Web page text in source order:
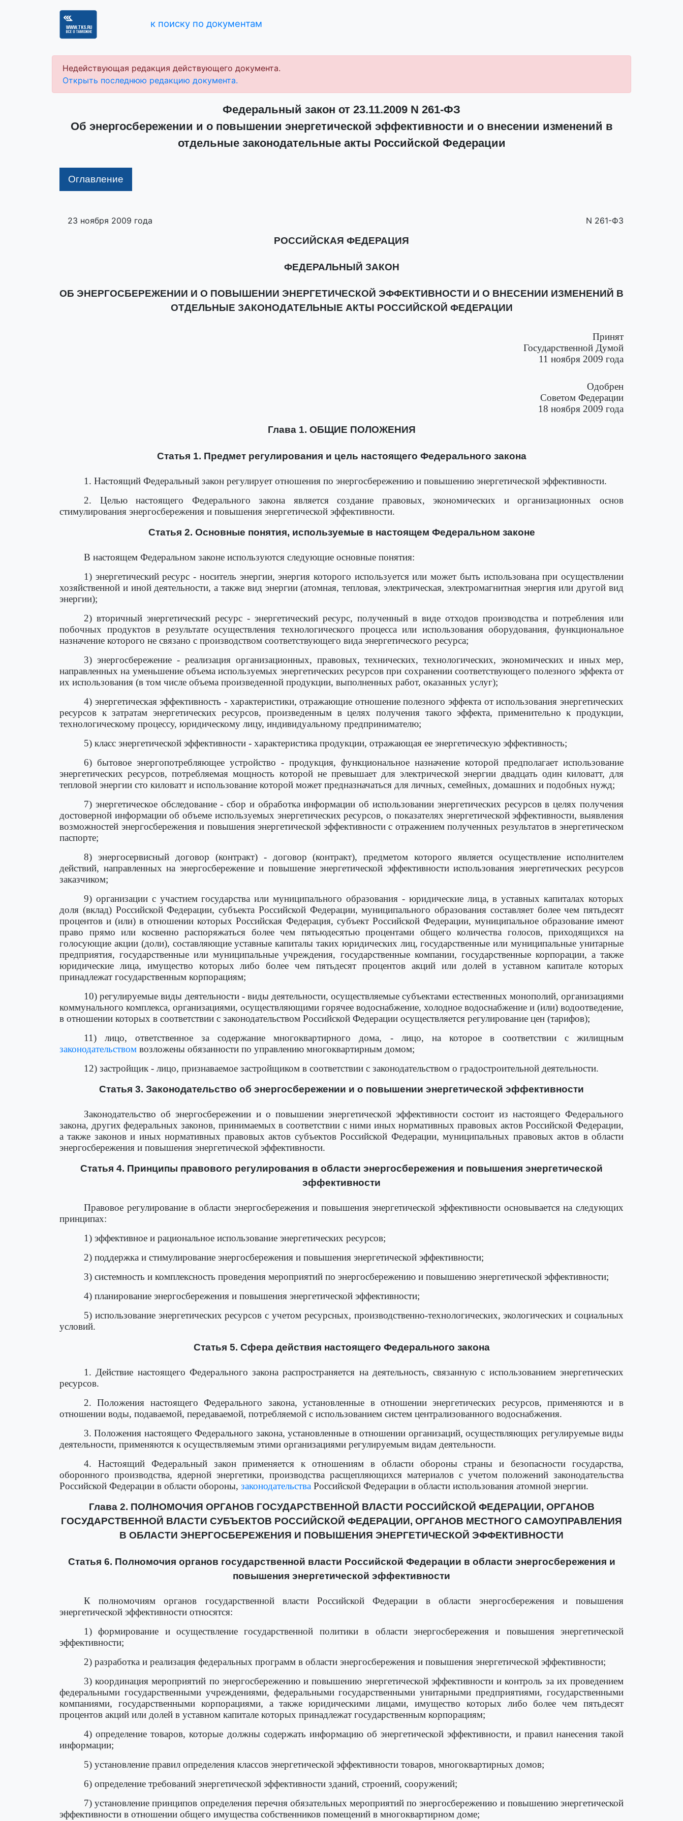
к поиску по документам
Недействующая редакция действующего документа.
Открыть последнюю редакцию документа.
Федеральный закон от 23.11.2009 N 261-ФЗ
Об энергосбережении и о повышении энергетической эффективности и о внесении изменений в
отдельные законодательные акты Российской Федерации
Оглавление
23 ноября 2009 года N 261-ФЗ
РОССИЙСКАЯ ФЕДЕРАЦИЯ
ФЕДЕРАЛЬНЫЙ ЗАКОН
ОБ ЭНЕРГОСБЕРЕЖЕНИИ И О ПОВЫШЕНИИ ЭНЕРГЕТИЧЕСКОЙ ЭФФЕКТИВНОСТИ И О ВНЕСЕНИИ ИЗМЕНЕНИЙ В
ОТДЕЛЬНЫЕ ЗАКОНОДАТЕЛЬНЫЕ АКТЫ РОССИЙСКОЙ ФЕДЕРАЦИИ
Принят
Государственной Думой
11 ноября 2009 года
Одобрен
Советом Федерации
18 ноября 2009 года
Глава 1. ОБЩИЕ ПОЛОЖЕНИЯ
Статья 1. Предмет регулирования и цель настоящего Федерального закона
1. Настоящий Федеральный закон регулирует отношения по энергосбережению и повышению энергетической эффективности.
2. Целью настоящего Федерального закона является создание правовых, экономических и организационных основ
стимулирования энергосбережения и повышения энергетической эффективности.
Статья 2. Основные понятия, используемые в настоящем Федеральном законе
В настоящем Федеральном законе используются следующие основные понятия:
1) энергетический ресурс - носитель энергии, энергия которого используется или может быть использована при осуществлении
хозяйственной и иной деятельности, а также вид энергии (атомная, тепловая, электрическая, электромагнитная энергия или другой вид
энергии);
2) вторичный энергетический ресурс - энергетический ресурс, полученный в виде отходов производства и потребления или
побочных продуктов в результате осуществления технологического процесса или использования оборудования, функциональное
назначение которого не связано с производством соответствующего вида энергетического ресурса;
3) энергосбережение - реализация организационных, правовых, технических, технологических, экономических и иных мер,
направленных на уменьшение объема используемых энергетических ресурсов при сохранении соответствующего полезного эффекта от
их использования (в том числе объема произведенной продукции, выполненных работ, оказанных услуг);
4) энергетическая эффективность - характеристики, отражающие отношение полезного эффекта от использования энергетических
ресурсов к затратам энергетических ресурсов, произведенным в целях получения такого эффекта, применительно к продукции,
технологическому процессу, юридическому лицу, индивидуальному предпринимателю;
5) класс энергетической эффективности - характеристика продукции, отражающая ее энергетическую эффективность;
6) бытовое энергопотребляющее устройство - продукция, функциональное назначение которой предполагает использование
энергетических ресурсов, потребляемая мощность которой не превышает для электрической энергии двадцать один киловатт, для
тепловой энергии сто киловатт и использование которой может предназначаться для личных, семейных, домашних и подобных нужд;
7) энергетическое обследование - сбор и обработка информации об использовании энергетических ресурсов в целях получения
достоверной информации об объеме используемых энергетических ресурсов, о показателях энергетической эффективности, выявления
возможностей энергосбережения и повышения энергетической эффективности с отражением полученных результатов в энергетическом
паспорте;
8) энергосервисный договор (контракт) - договор (контракт), предметом которого является осуществление исполнителем
действий, направленных на энергосбережение и повышение энергетической эффективности использования энергетических ресурсов
заказчиком;
9) организации с участием государства или муниципального образования - юридические лица, в уставных капиталах которых
доля (вклад) Российской Федерации, субъекта Российской Федерации, муниципального образования составляет более чем пятьдесят
процентов и (или) в отношении которых Российская Федерация, субъект Российской Федерации, муниципальное образование имеют
право прямо или косвенно распоряжаться более чем пятьюдесятью процентами общего количества голосов, приходящихся на
голосующие акции (доли), составляющие уставные капиталы таких юридических лиц, государственные или муниципальные унитарные
предприятия, государственные или муниципальные учреждения, государственные компании, государственные корпорации, а также
юридические лица, имущество которых либо более чем пятьдесят процентов акций или долей в уставном капитале которых
принадлежат государственным корпорациям;
10) регулируемые виды деятельности - виды деятельности, осуществляемые субъектами естественных монополий, организациями
коммунального комплекса, организациями, осуществляющими горячее водоснабжение, холодное водоснабжение и (или) водоотведение,
в отношении которых в соответствии с законодательством Российской Федерации осуществляется регулирование цен (тарифов);
11) лицо, ответственное за содержание многоквартирного дома, - лицо, на которое в соответствии с жилищным
законодательством возложены обязанности по управлению многоквартирным домом;
12) застройщик - лицо, признаваемое застройщиком в соответствии с законодательством о градостроительной деятельности.
Статья 3. Законодательство об энергосбережении и о повышении энергетической эффективности
Законодательство об энергосбережении и о повышении энергетической эффективности состоит из настоящего Федерального
закона, других федеральных законов, принимаемых в соответствии с ними иных нормативных правовых актов Российской Федерации,
а также законов и иных нормативных правовых актов субъектов Российской Федерации, муниципальных правовых актов в области
энергосбережения и повышения энергетической эффективности.
Статья 4. Принципы правового регулирования в области энергосбережения и повышения энергетической
эффективности
Правовое регулирование в области энергосбережения и повышения энергетической эффективности основывается на следующих
принципах:
1) эффективное и рациональное использование энергетических ресурсов;
2) поддержка и стимулирование энергосбережения и повышения энергетической эффективности;
3) системность и комплексность проведения мероприятий по энергосбережению и повышению энергетической эффективности;
4) планирование энергосбережения и повышения энергетической эффективности;
5) использование энергетических ресурсов с учетом ресурсных, производственно-технологических, экологических и социальных
условий.
Статья 5. Сфера действия настоящего Федерального закона
1. Действие настоящего Федерального закона распространяется на деятельность, связанную с использованием энергетических
ресурсов.
2. Положения настоящего Федерального закона, установленные в отношении энергетических ресурсов, применяются и в
отношении воды, подаваемой, передаваемой, потребляемой с использованием систем централизованного водоснабжения.
3. Положения настоящего Федерального закона, установленные в отношении организаций, осуществляющих регулируемые виды
деятельности, применяются к осуществляемым этими организациями регулируемым видам деятельности.
4. Настоящий Федеральный закон применяется к отношениям в области обороны страны и безопасности государства,
оборонного производства, ядерной энергетики, производства расщепляющихся материалов с учетом положений законодательства
Российской Федерации в области обороны, законодательства Российской Федерации в области использования атомной энергии.
Глава 2. ПОЛНОМОЧИЯ ОРГАНОВ ГОСУДАРСТВЕННОЙ ВЛАСТИ РОССИЙСКОЙ ФЕДЕРАЦИИ, ОРГАНОВ
ГОСУДАРСТВЕННОЙ ВЛАСТИ СУБЪЕКТОВ РОССИЙСКОЙ ФЕДЕРАЦИИ, ОРГАНОВ МЕСТНОГО САМОУПРАВЛЕНИЯ
В ОБЛАСТИ ЭНЕРГОСБЕРЕЖЕНИЯ И ПОВЫШЕНИЯ ЭНЕРГЕТИЧЕСКОЙ ЭФФЕКТИВНОСТИ
Статья 6. Полномочия органов государственной власти Российской Федерации в области энергосбережения и
повышения энергетической эффективности
К полномочиям органов государственной власти Российской Федерации в области энергосбережения и повышения
энергетической эффективности относятся:
1) формирование и осуществление государственной политики в области энергосбережения и повышения энергетической
эффективности;
2) разработка и реализация федеральных программ в области энергосбережения и повышения энергетической эффективности;
3) координация мероприятий по энергосбережению и повышению энергетической эффективности и контроль за их проведением
федеральными государственными учреждениями, федеральными государственными унитарными предприятиями, государственными
компаниями, государственными корпорациями, а также юридическими лицами, имущество которых либо более чем пятьдесят
процентов акций или долей в уставном капитале которых принадлежат государственным корпорациям;
4) определение товаров, которые должны содержать информацию об энергетической эффективности, и правил нанесения такой
информации;
5) установление правил определения классов энергетической эффективности товаров, многоквартирных домов;
6) определение требований энергетической эффективности зданий, строений, сооружений;
7) установление принципов определения перечня обязательных мероприятий по энергосбережению и повышению энергетической
эффективности в отношении общего имущества собственников помещений в многоквартирном доме;